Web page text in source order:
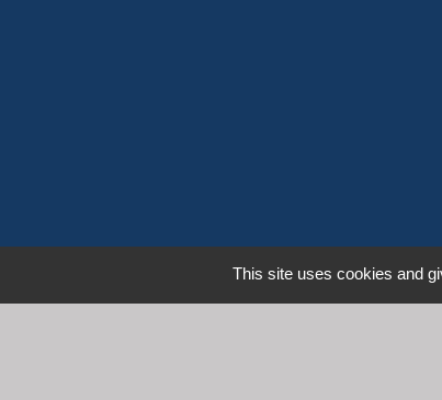
This site uses cookies and